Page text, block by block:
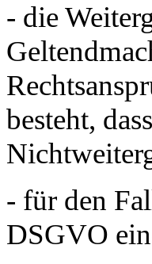
- die
besteht,
- für den
DSGVO